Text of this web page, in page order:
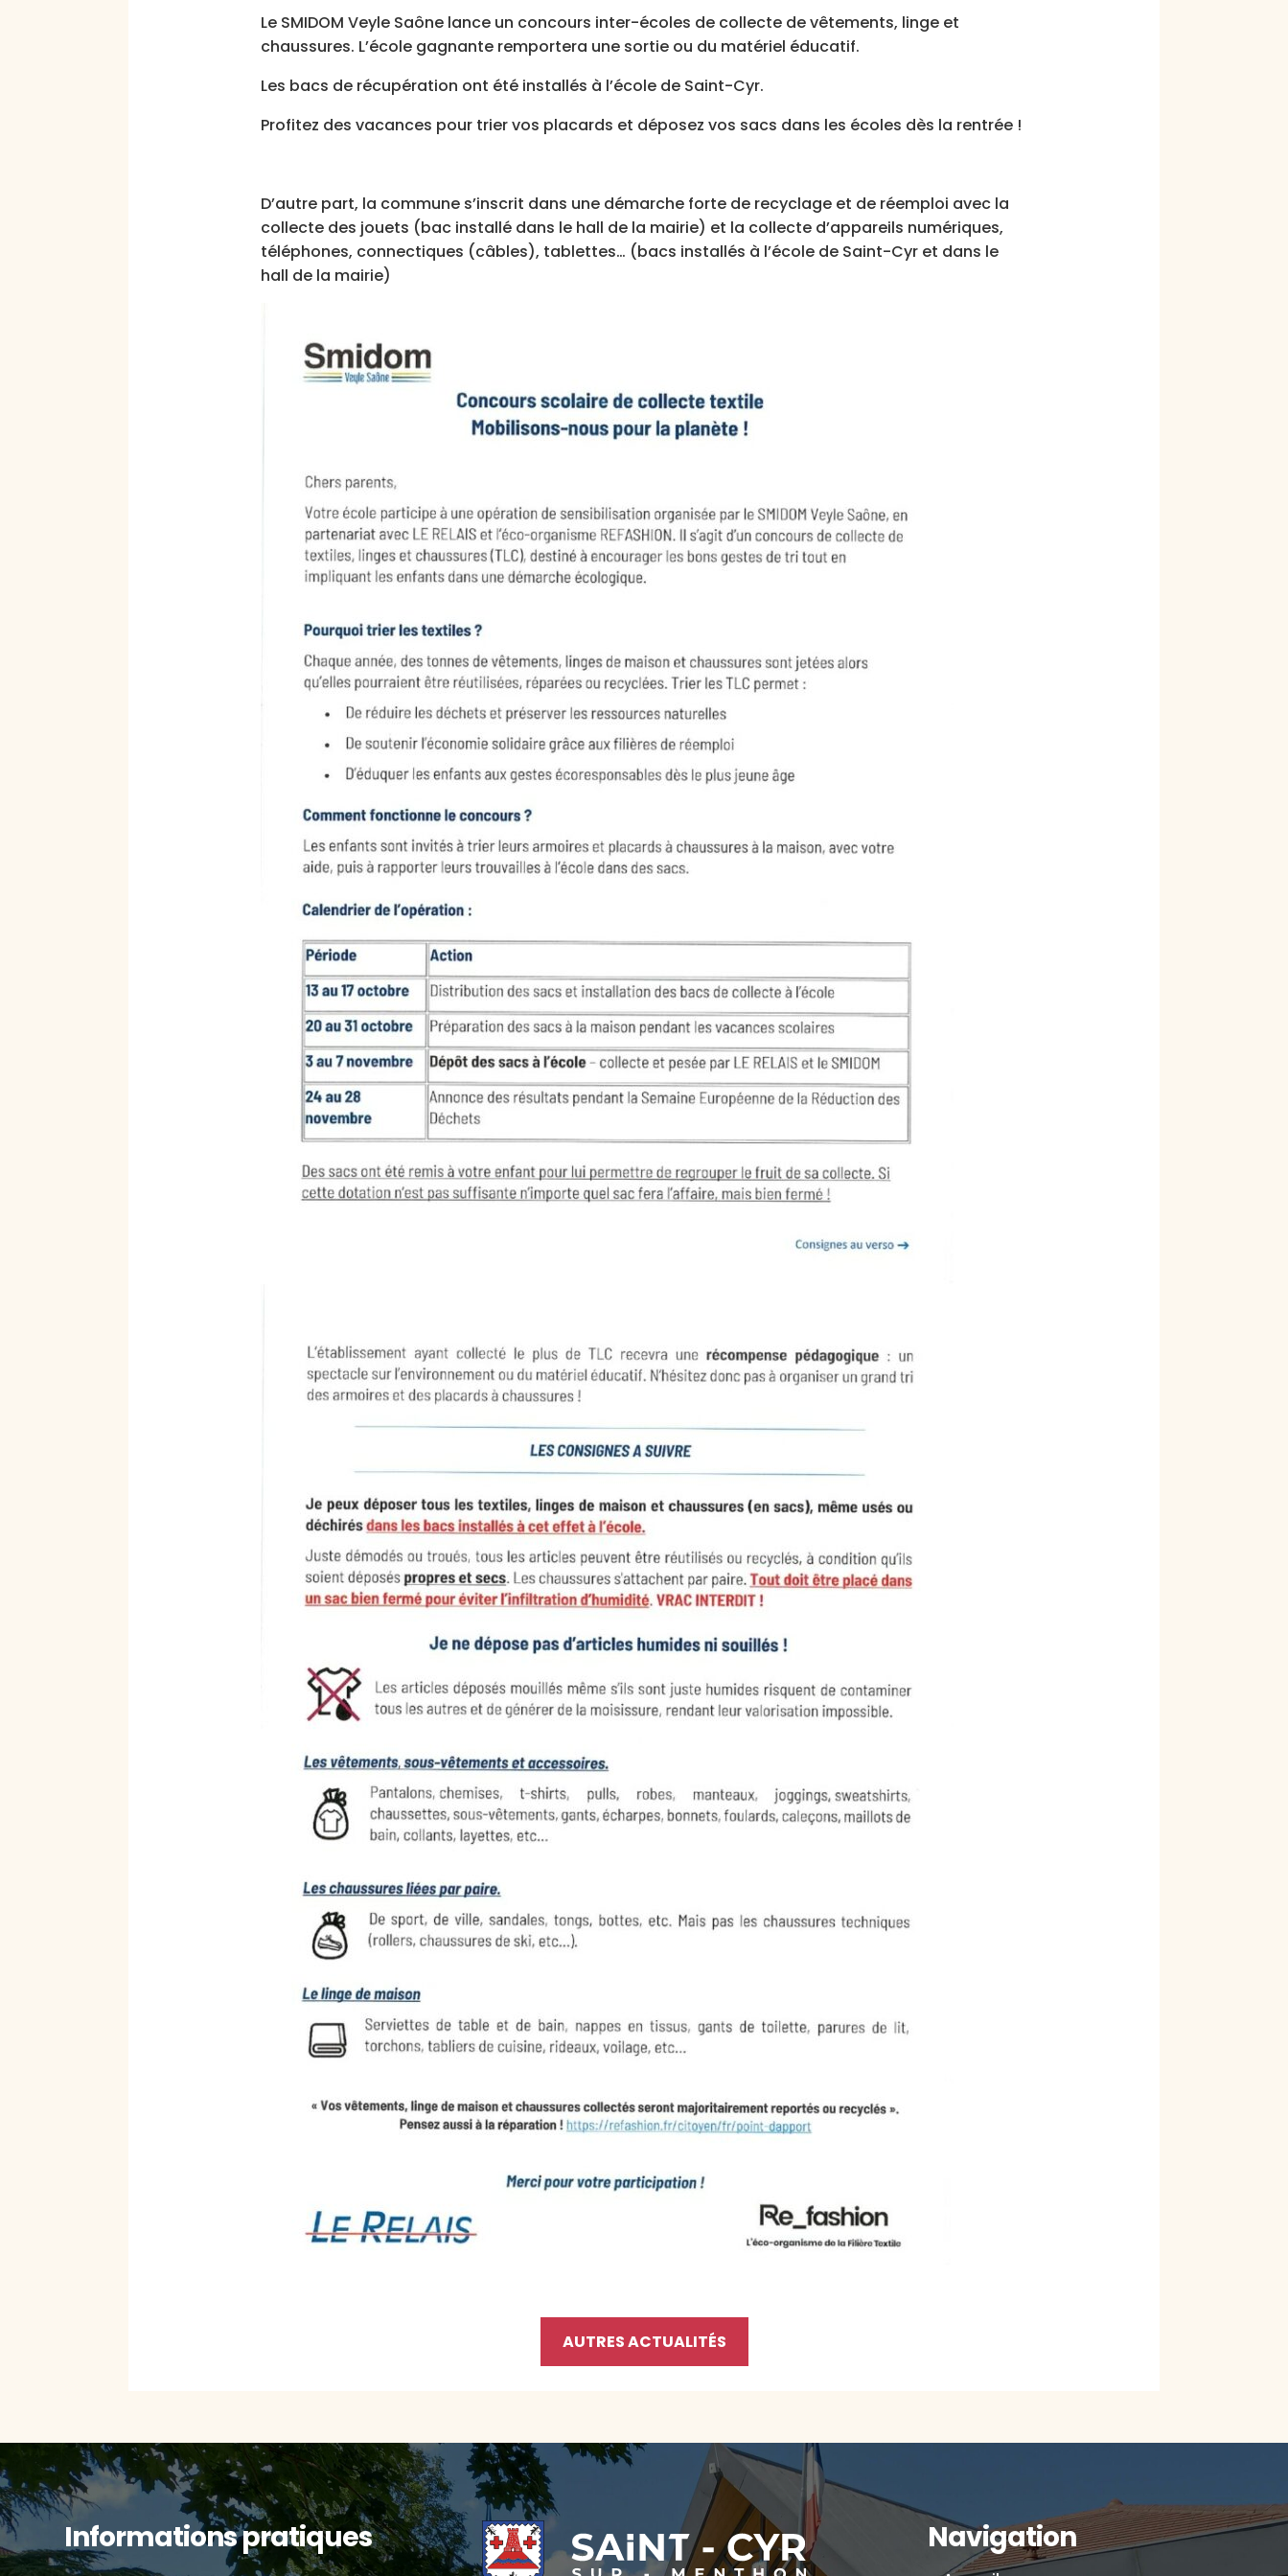
Le SMIDOM Veyle Saône lance un concours inter-écoles de collecte de vêtements, linge et
chaussures. L’école gagnante remportera une sortie ou du matériel éducatif.
Les bacs de récupération ont été installés à l’école de Saint-Cyr.
Profitez des vacances pour trier vos placards et déposez vos sacs dans les écoles dès la rentrée !
D’autre part, la commune s’inscrit dans une démarche forte de recyclage et de réemploi avec la
collecte des jouets (bac installé dans le hall de la mairie) et la collecte d’appareils numériques,
téléphones, connectiques (câbles), tablettes… (bacs installés à l’école de Saint-Cyr et dans le
hall de la mairie)
AUTRES ACTUALITÉS
Informations pratiques Navigation